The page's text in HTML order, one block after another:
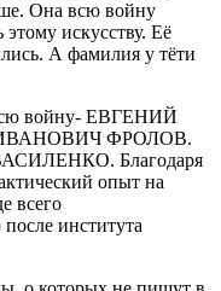
Она всю войну
искусству. Её
А фамилия у тёти
войну- ЕВГЕНИЙ
ФРОЛОВ.
Благодаря
опыт на
всего
института